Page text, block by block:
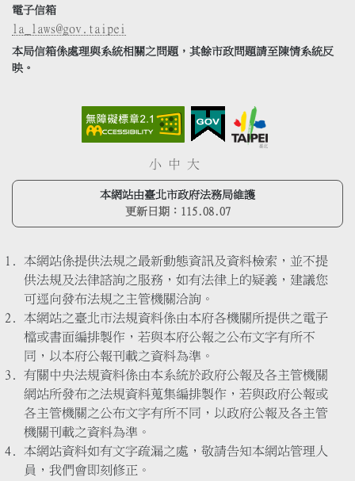
電子信箱
la_laws@gov.taipei
本局信箱係處理與系統相關之問題，其餘市政問題請至陳情系統反
映。
小 中 大
本網站由臺北市政府法務局維護
更新日期： 115.08.07
本網站係提供法規之最新動態資訊及資料檢索，並不提
供法規及法律諮詢之服務，如有法律上的疑義，建議您
可逕向發布法規之主管機關洽詢。
本網站之臺北市法規資料係由本府各機關所提供之電子
檔或書面編排製作，若與本府公報之公布文字有所不
同，以本府公報刊載之資料為準。
有關中央法規資料係由本系統於政府公報及各主管機關
網站所發布之法規資料蒐集編排製作，若與政府公報或
各主管機關之公布文字有所不同，以政府公報及各主管
機關刊載之資料為準。
本網站資料如有文字疏漏之處，敬請告知本網站管理人
員，我們會即刻修正。